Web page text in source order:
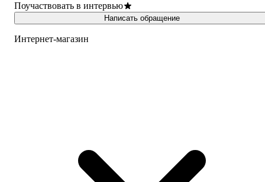
Поучаствовать в интервью
Написать обращение
Интернет-магазин